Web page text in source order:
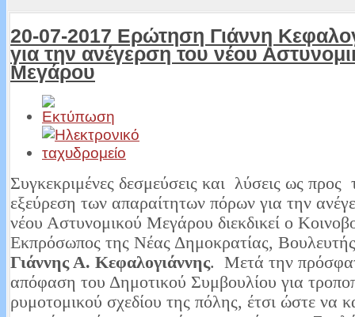
20-07-2017 Ερώτηση Γιάννη
για την ανέγερση του νέου
Μεγάρου
Συγκεκριμένες δεσμεύσεις και λύσεις ως προς
εξεύρεση των απαραίτητων πόρων για την
νέου Αστυνομικού Μεγάρου διεκδικεί ο
Εκπρόσωπος της Νέας Δημοκρατίας,
Γιάννης Α. Κεφαλογιάννης. Μετά την
απόφαση του Δημοτικού Συμβουλίου για
ρυμοτομικού σχεδίου της πόλης, έτσι ώστε να